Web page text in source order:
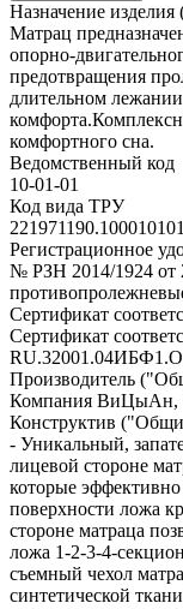
Назначение
Матрац
опорно-
предотвращения
длительном
комфортного сна.
Ведомственный код
10-01-01
Код вида ТРУ
221971190.100010101
Регистрационное
№ РЗН 2014/1924 от
Сертификат
Сертификат
Производитель
Компания
Конструктив
- Уникальный,
лицевой стороне
которые эффективно
поверхности ложа
стороне матраца
ложа 1-2-3-4-
съемный чехол
синтетической